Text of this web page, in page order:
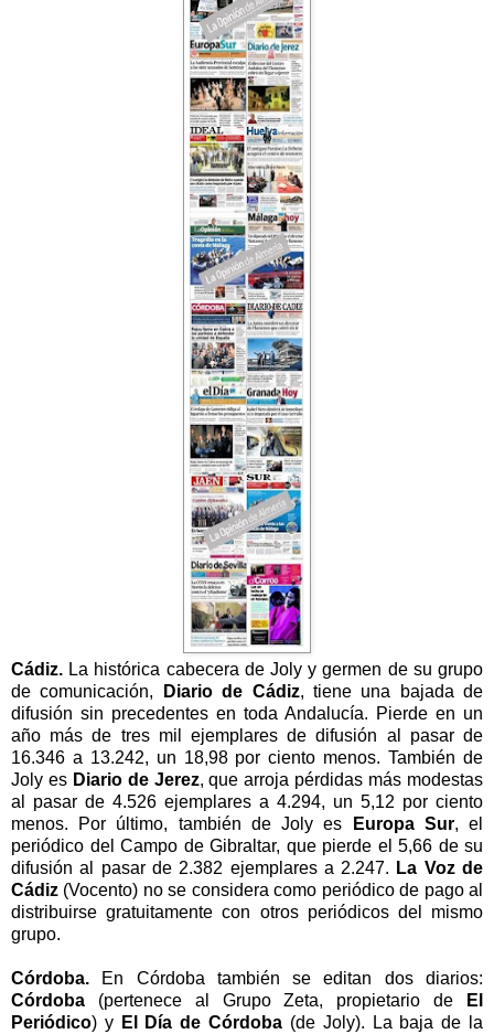
Cádiz. La histórica cabecera de Joly y germen de su grupo
de comunicación,
Diario de Cádiz, tiene una bajada de
difusión sin precedentes en toda Andalucía. Pierde en un
año más de tres mil ejemplares de difusión al pasar de
16.346 a 13.242, un 18,98 por ciento menos. También de
Joly es Diario de Jerez, que arroja pérdidas más modestas
al pasar de 4.526 ejemplares a 4.294, un 5,12 por ciento
menos. Por último, también de Joly es
Europa Sur, el
periódico del Campo de Gibraltar, que pierde el 5,66 de su
difusión al pasar de 2.382 ejemplares a 2.247. La Vozde
Cádiz (Vocento) no se considera como periódico de pago al
distribuirse gratuitamente con otros periódicos del mismo
grupo.
Córdoba.
En Córdoba también se editan dos diarios:
Córdoba (pertenece al Grupo Zeta, propietario de
El
Periódico) y El Día de Córdoba (de Joly). La baja de la